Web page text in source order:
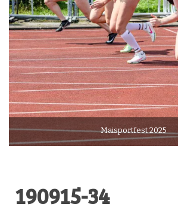
Maisportfest 2025
190915-34